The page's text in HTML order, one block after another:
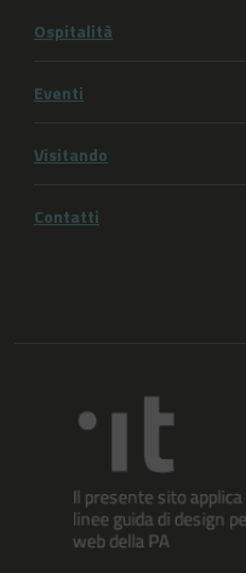
Ospitalità
Eventi
Visitando
Contatti